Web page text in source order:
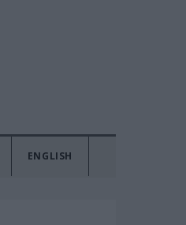
ENGLISH